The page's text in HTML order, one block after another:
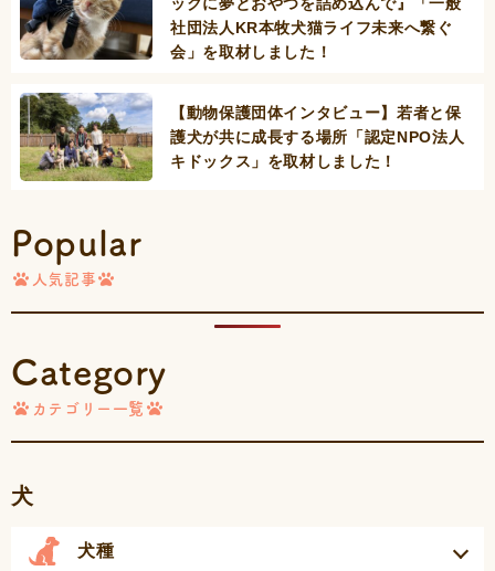
社団法人KR本牧犬猫ライフ未来へ繋ぐ
会」を取材しました！
【動物保護団体インタビュー】若者と保
護犬が共に成長する場所「認定NPO法人
キドックス」を取材しました！
Popular
人気記事
Category
カテゴリー一覧
犬
犬種